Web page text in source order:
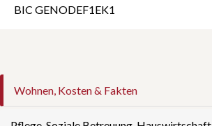
BIC GENODEF1EK1
Wohnen, Kosten & Fakten